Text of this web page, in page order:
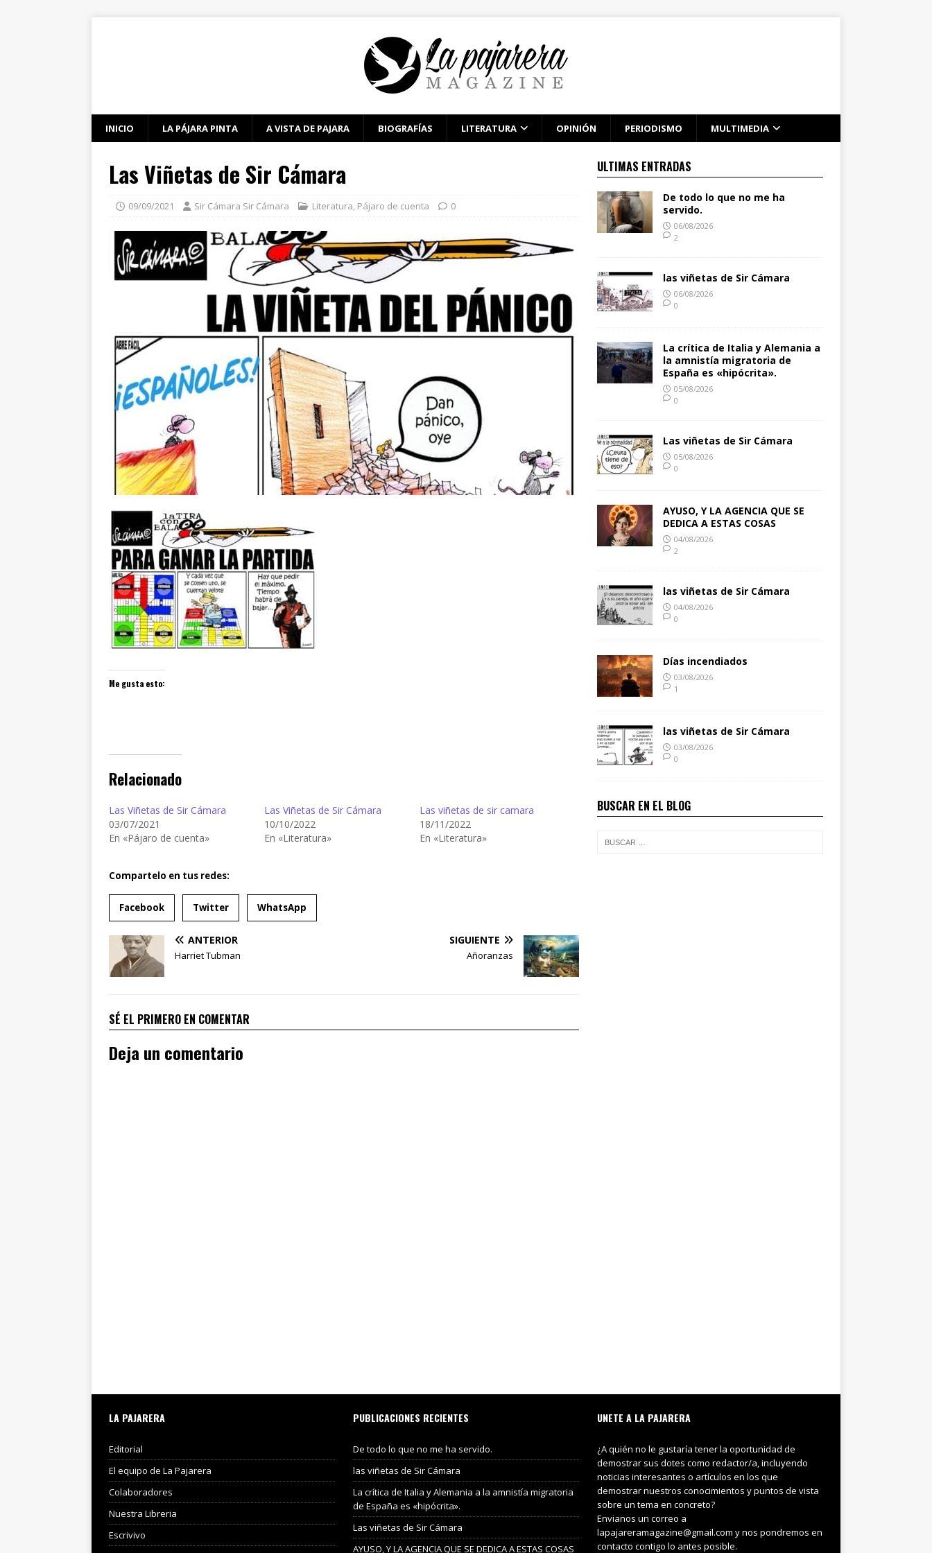
INICIO LA PÁJARA PINTA A VISTA DE PAJARA BIOGRAFÍAS LITERATURA OPINIÓN PERIODISMO MULTIMEDIA
Las Viñetas de Sir Cámara
09/09/2021 Sir Cámara Sir Cámara Literatura, Pájaro de cuenta 0
Me gusta esto:
Relacionado
Las Viñetas de Sir Cámara
03/07/2021
En «Pájaro de cuenta»
Las Viñetas de Sir Cámara
10/10/2022
En «Literatura»
Las viñetas de sir camara
18/11/2022
En «Literatura»
Compartelo en tus redes:
Facebook Twitter WhatsApp
ANTERIOR
Harriet Tubman
SIGUIENTE
Añoranzas
SÉ EL PRIMERO EN COMENTAR
Deja un comentario
ULTIMAS ENTRADAS
De todo lo que no me ha
servido.
06/08/2026
2
las viñetas de Sir Cámara
06/08/2026
0
La crítica de Italia y Alemania a
la amnistía migratoria de
España es «hipócrita».
05/08/2026
0
Las viñetas de Sir Cámara
05/08/2026
0
AYUSO, Y LA AGENCIA QUE SE
DEDICA A ESTAS COSAS
04/08/2026
2
las viñetas de Sir Cámara
04/08/2026
0
Días incendiados
03/08/2026
1
las viñetas de Sir Cámara
03/08/2026
0
BUSCAR EN EL BLOG
LA PAJARERA
Editorial
El equipo de La Pajarera
Colaboradores
Nuestra Libreria
Escrivivo
PUBLICACIONES RECIENTES
De todo lo que no me ha servido.
las viñetas de Sir Cámara
La crítica de Italia y Alemania a la amnistía migratoria
de España es «hipócrita».
Las viñetas de Sir Cámara
AYUSO, Y LA AGENCIA QUE SE DEDICA A ESTAS COSAS
UNETE A LA PAJARERA
¿A quién no le gustaría tener la oportunidad de
demostrar sus dotes como redactor/a, incluyendo
noticias interesantes o artículos en los que
demostrar nuestros conocimientos y puntos de vista
sobre un tema en concreto?
Envianos un correo a
lapajareramagazine@gmail.com y nos pondremos en
contacto contigo lo antes posible.